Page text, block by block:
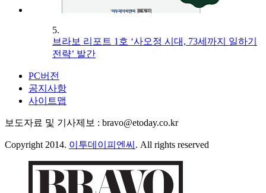
5.
브라보 리포트 1호 ‘사오정 시대, 73세까지 일하기
전략’ 발간
PC버전
공지사항
사이트맵
보도자료 및 기사제보 : bravo@etoday.co.kr
Copyright 2014. 이투데이피엔씨 . All rights reserved